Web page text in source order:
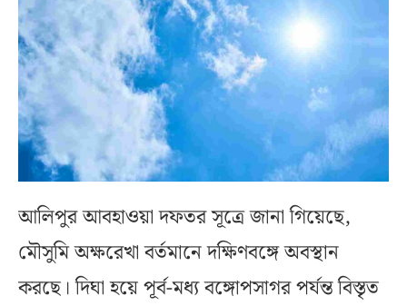
আলিপুর আবহাওয়া দফতর সূত্রে জানা গিয়েছে,
মৌসুমি অক্ষরেখা বর্তমানে দক্ষিণবঙ্গে অবস্থান
করছে। দিঘা হয়ে পূর্ব-মধ্য বঙ্গোপসাগর পর্যন্ত বিস্তৃত